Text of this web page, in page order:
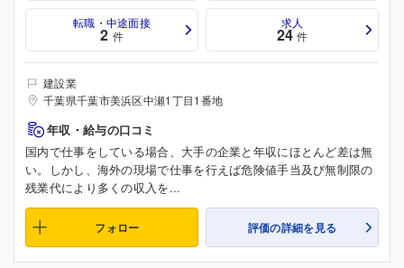
転職・中途面接
2 件
求人
24 件
建設業
千葉県千葉市美浜区中瀬1丁目1番地
年収・給与の口コミ
国内で仕事をしている場合、大手の企業と年収にほとんど差は無
い。しかし、海外の現場で仕事を行えば危険値手当及び無制限の
残業代により多くの収入を...
フォロー 評価の詳細を見る